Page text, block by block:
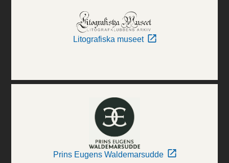
Litografiska museet
Prins Eugens Waldemarsudde